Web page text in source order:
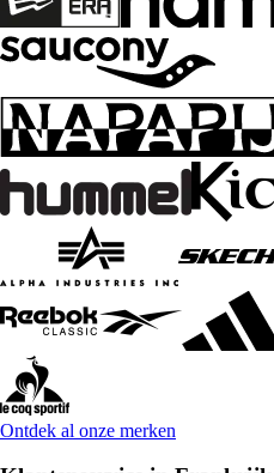
Ontdek al onze merken